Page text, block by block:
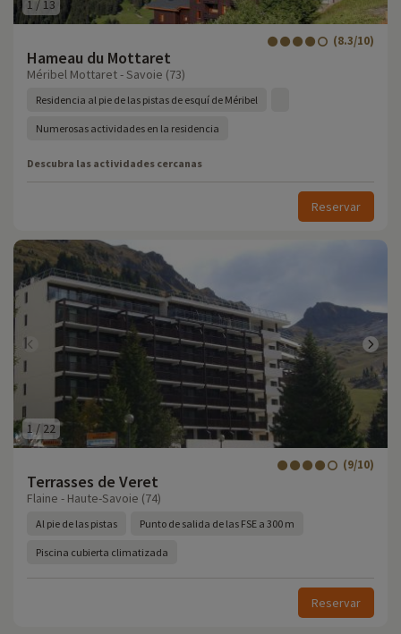
1 / 13
Hameau du Mottaret
(8.3/10)
Méribel Mottaret - Savoie (73)
Residencia al pie de las pistas de esquí de Méribel
Numerosas actividades en la residencia
Descubra las actividades cercanas
Reservar
1 / 22
Terrasses de Veret
(9/10)
Flaine - Haute-Savoie (74)
Al pie de las pistas Punto de salida de las FSE a 300 m
Piscina cubierta climatizada
Reservar